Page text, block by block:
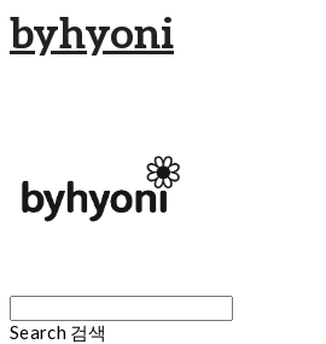
byhyoni
Search 검색